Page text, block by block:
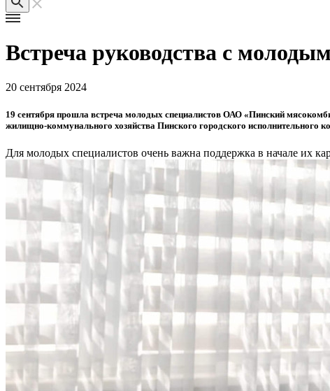
Встреча руководства с
20 сентября 2024
19 сентября прошла встреча молодых специалистов ОАО «Пинский
жилищно-коммунального хозяйства Пинского городского исполнительного
Для молодых специалистов очень важна поддержка в начале их